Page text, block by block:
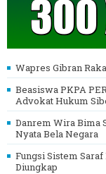
Wapres Gibran
Beasiswa PKPA
Advokat Hukum
Danrem Wira Bima
Nyata Bela Negara
Fungsi Sistem
Diungkap